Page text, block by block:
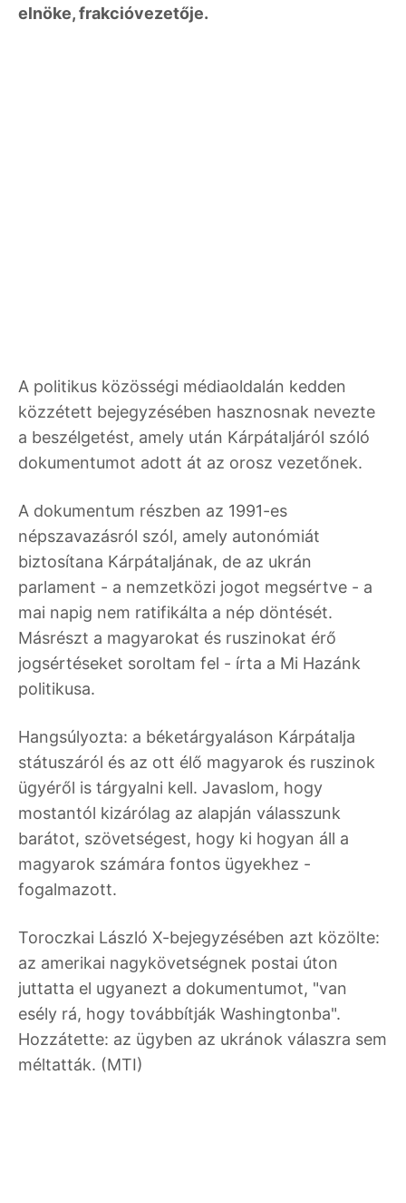
elnöke, frakcióvezetője.
A politikus közösségi médiaoldalán kedden
közzétett bejegyzésében hasznosnak nevezte
a beszélgetést, amely után Kárpátaljáról szóló
dokumentumot adott át az orosz vezetőnek.
A dokumentum részben az 1991-es
népszavazásról szól, amely autonómiát
biztosítana Kárpátaljának, de az ukrán
parlament - a nemzetközi jogot megsértve - a
mai napig nem ratifikálta a nép döntését.
Másrészt a magyarokat és ruszinokat érő
jogsértéseket soroltam fel - írta a Mi Hazánk
politikusa.
Hangsúlyozta: a béketárgyaláson Kárpátalja
státuszáról és az ott élő magyarok és ruszinok
ügyéről is tárgyalni kell. Javaslom, hogy
mostantól kizárólag az alapján válasszunk
barátot, szövetségest, hogy ki hogyan áll a
magyarok számára fontos ügyekhez -
fogalmazott.
Toroczkai László X-bejegyzésében azt közölte:
az amerikai nagykövetségnek postai úton
juttatta el ugyanezt a dokumentumot, "van
esély rá, hogy továbbítják Washingtonba".
Hozzátette: az ügyben az ukránok válaszra sem
méltatták. (MTI)